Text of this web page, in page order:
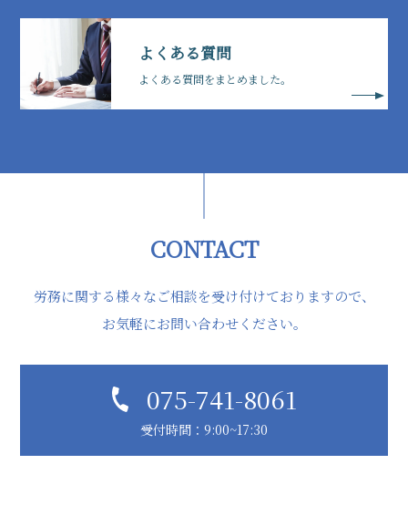
よくある質問
よくある質問をまとめました。
CONTACT
労務に関する様々なご相談を受け付けておりますので、
お気軽にお問い合わせください。
075-741-8061
受付時間：9:00~17:30